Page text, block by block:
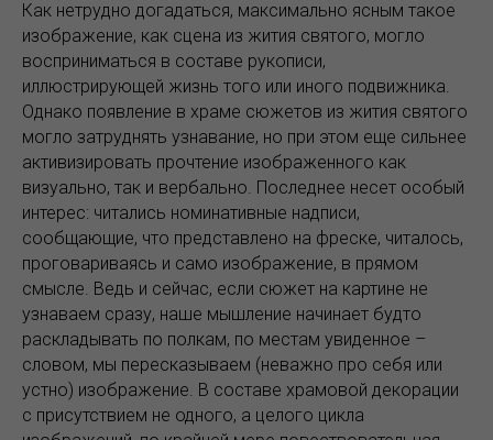
Как нетрудно догадаться, максимально ясным такое
изображение, как сцена из жития святого, могло
восприниматься в составе рукописи,
иллюстрирующей жизнь того или иного подвижника.
Однако появление в храме сюжетов из жития святого
могло затруднять узнавание, но при этом еще сильнее
активизировать прочтение изображенного как
визуально, так и вербально. Последнее несет особый
интерес: читались номинативные надписи,
сообщающие, что представлено на фреске, читалось,
проговариваясь и само изображение, в прямом
смысле. Ведь и сейчас, если сюжет на картине не
узнаваем сразу, наше мышление начинает будто
раскладывать по полкам, по местам увиденное –
словом, мы пересказываем (неважно про себя или
устно) изображение. В составе храмовой декорации
с присутствием не одного, а целого цикла